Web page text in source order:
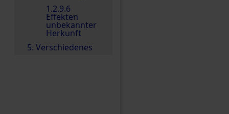
1.2.9.6
Effekten
unbekannter
Herkunft
5. Verschiedenes